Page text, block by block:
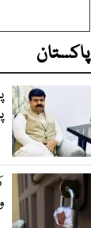
پاکستان